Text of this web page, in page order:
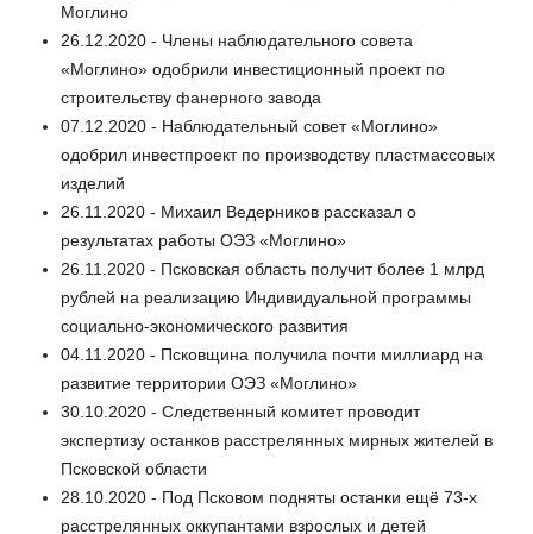
Моглино
26.12.2020 - Члены наблюдательного совета
«Моглино» одобрили инвестиционный проект по
строительству фанерного завода
07.12.2020 - Наблюдательный совет «Моглино»
одобрил инвестпроект по производству пластмассовых
изделий
26.11.2020 - Михаил Ведерников рассказал о
результатах работы ОЭЗ «Моглино»
26.11.2020 - Псковская область получит более 1 млрд
рублей на реализацию Индивидуальной программы
социально-экономического развития
04.11.2020 - Псковщина получила почти миллиард на
развитие территории ОЭЗ «Моглино»
30.10.2020 - Следственный комитет проводит
экспертизу останков расстрелянных мирных жителей в
Псковской области
28.10.2020 - Под Псковом подняты останки ещё 73-х
расстрелянных оккупантами взрослых и детей